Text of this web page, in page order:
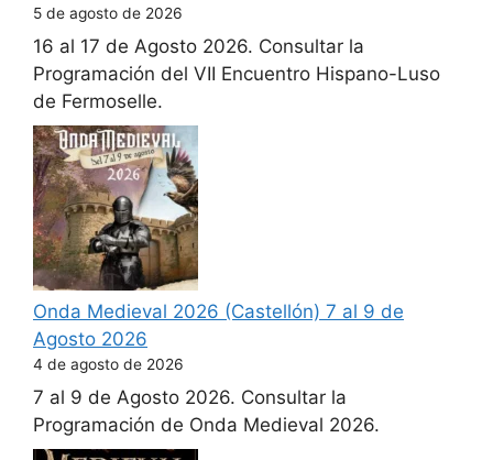
5 de agosto de 2026
16 al 17 de Agosto 2026. Consultar la
Programación del VII Encuentro Hispano-Luso
de Fermoselle.
Onda Medieval 2026 (Castellón) 7 al 9 de
Agosto 2026
4 de agosto de 2026
7 al 9 de Agosto 2026. Consultar la
Programación de Onda Medieval 2026.